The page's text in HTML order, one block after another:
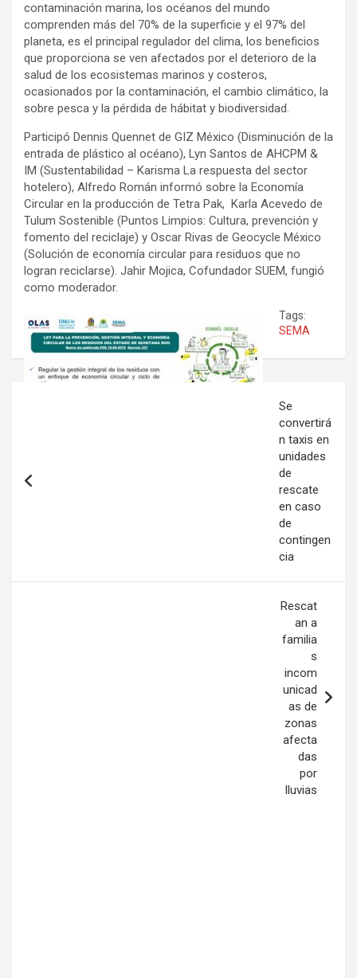
contaminación marina, los océanos del mundo
comprenden más del 70% de la superficie y el 97% del
planeta, es el principal regulador del clima, los beneficios
que proporciona se ven afectados por el deterioro de la
salud de los ecosistemas marinos y costeros,
ocasionados por la contaminación, el cambio climático, la
sobre pesca y la pérdida de hábitat y biodiversidad.
Participó Dennis Quennet de GIZ México (Disminución de la
entrada de plástico al océano), Lyn Santos de AHCPM &
IM (Sustentabilidad – Karisma La respuesta del sector
hotelero), Alfredo Román informó sobre la Economía
Circular en la producción de Tetra Pak, Karla Acevedo de
Tulum Sostenible (Puntos Limpios: Cultura, prevención y
fomento del reciclaje) y Oscar Rivas de Geocycle México
(Solución de economía circular para residuos que no
logran reciclarse). Jahir Mojica, Cofundador SUEM, fungió
como moderador.
Tags:
SEMA
Se
convertirá
n taxis en
unidades
de
rescate
en caso
de
contingen
cia
Rescat
an a
familia
s
incom
unicad
as de
zonas
afecta
das
por
lluvias